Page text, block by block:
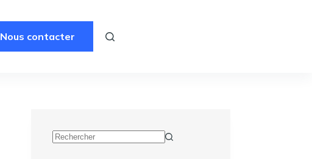
Nous contacter